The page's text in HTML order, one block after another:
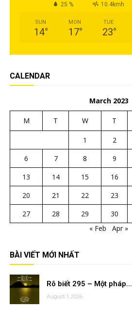
25 % 10.4kmh
SUN
14°
MON
17°
TUE
23°
CALENDAR
March 2023
M T W T
1 2
6
7 8 9
13
14 15 16
20
21 22 23
27
28 29 30
« Feb
Apr »
BÀI VIẾT MỚI NHẤT
Rõ biết 295 – Một pháp...
August 1, 2026